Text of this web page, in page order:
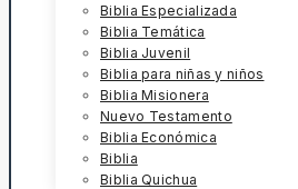
Biblia Especializada
Biblia Temática
Biblia Juvenil
Biblia para niñas y niños
Biblia Misionera
Nuevo Testamento
Biblia Económica
Biblia
Biblia Quichua